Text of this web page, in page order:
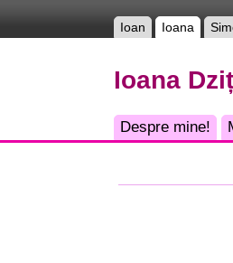
Ioan Ioana
Ioana
Despre mine!